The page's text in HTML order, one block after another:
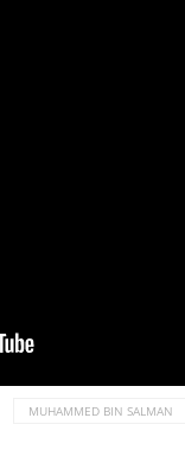
MUHAMMED BIN SALMAN